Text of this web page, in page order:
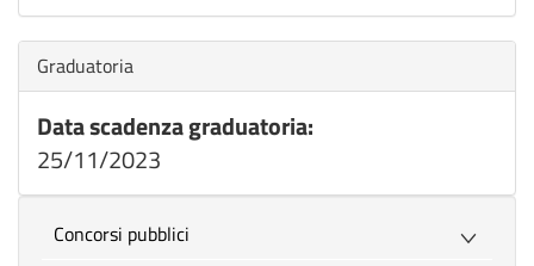
Nascondi
Graduatoria
Data scadenza graduatoria:
25/11/2023
Concorsi pubblici